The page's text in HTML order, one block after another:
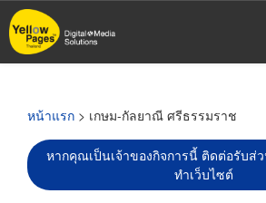
ข้าม
ไป
หน้าแรก > เกษม-กัลยาณี ศรีธรรมราช
หากคุณเป็นเจ้าของกิจการนี้ ติดต่อรับส่
ทำเว็บไซต์